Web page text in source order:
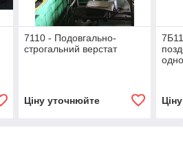
7110 - Подовгально-
строгальний верстат
Ціну уточнюйте